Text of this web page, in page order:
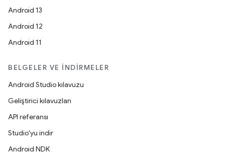
Android 13
Android 12
Android 11
BELGELER VE İNDIRMELER
Android Studio kılavuzu
Geliştirici kılavuzları
API referansı
Studio'yu indir
Android NDK